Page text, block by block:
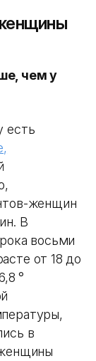
чем у
есть
женщин
В
восьми
от 18 до
°
в